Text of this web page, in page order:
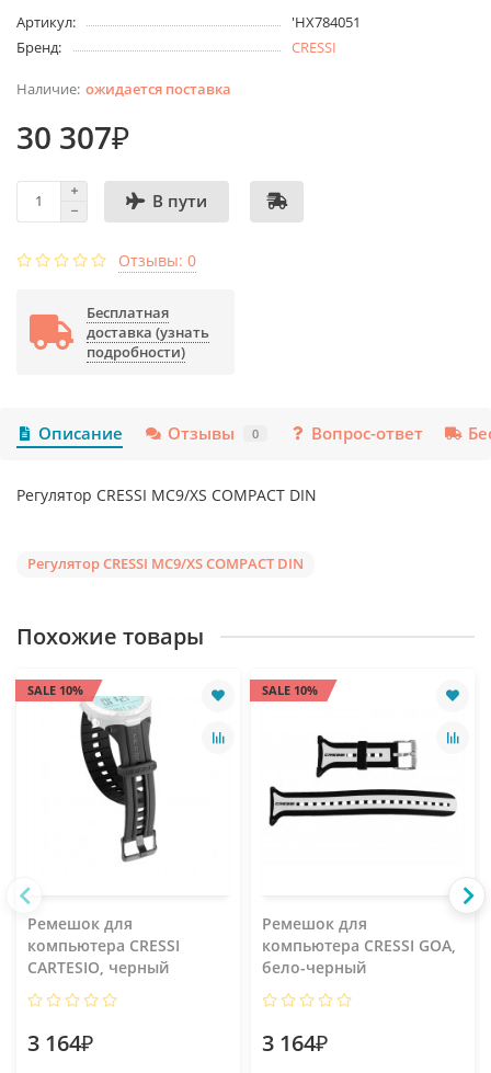
Артикул:
'HX784051
Бренд:
CRESSI
ожидается поставка
30 307₽
В пути
Отзывы: 0
Бесплатная
доставка (узнать
подробности)
Описание Отзывы 0 Вопрос-ответ
Регулятор CRESSI MC9/XS COMPACT DIN
Регулятор CRESSI MC9/XS COMPACT DIN
Похожие товары
SALE 10%
Ремешок для
компьютера CRESSI
CARTESIO, черный
3 164₽
SALE 10%
Ремешок для
компьютера CRESSI GOA,
бело-черный
3 164₽